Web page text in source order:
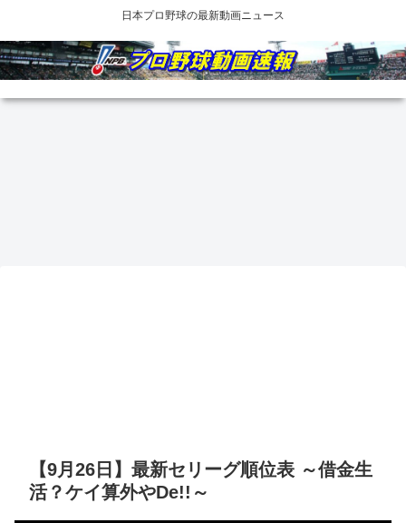
日本プロ野球の最新動画ニュース
【9月26日】最新セリーグ順位表 ～借金生
活？ケイ算外やDe!!～